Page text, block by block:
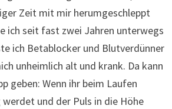
Zeit mit mir herumgeschleppt
ich seit fast zwei Jahren unterwegs
ich Betablocker und Blutverdünner
unheimlich alt und krank. Da kann
geben: Wenn ihr beim Laufen
und der Puls in die Höhe